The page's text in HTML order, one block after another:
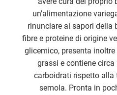
un'alimentazione
rinunciare ai sapori della
fibre e proteine di origine
glicemico, presenta
grassi e contiene
carboidrati rispetto alla
semola. Pronta in